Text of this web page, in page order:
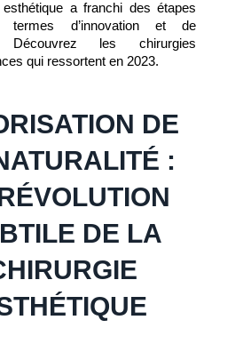
a franchi des étapes
termes d’innovation et de
Découvrez les chirurgies
qui ressortent en 2023.
DE
:
DE LA